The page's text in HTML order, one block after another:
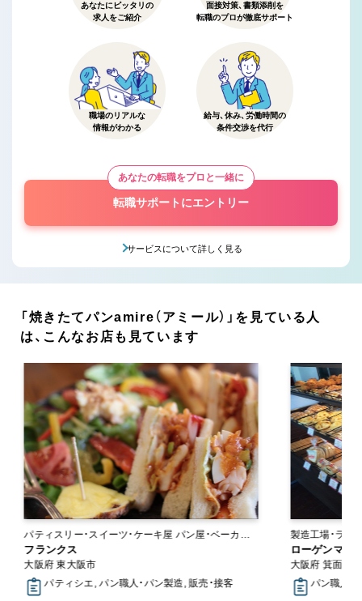
あなたにピッタリの
求人をご紹介
面接対策、書類添削を
転職のプロが徹底サポート
職場のリアルな
情報がわかる
給与、休み、労働時間の
条件交渉を代行
あなたの転職をプロと一緒に
転職サポートにエントリー
サービスについて詳しく見る
「焼きたてパンamire（アミール）」を見ている人
は、こんなお店も見ています
パティスリー・スイーツ・ケーキ屋 パン屋・ベーカリ
ー
フランクス
大阪府 東大阪市
パティシエ, パン職人・パン製造, 販売・接客
ローゲンマイ
大阪府 箕面市
パン職人・